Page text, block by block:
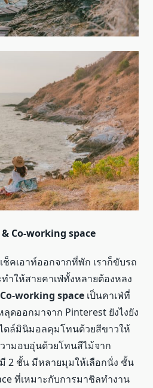
Co-working space
คเอาท์ออกจากที่พัก เราก็ขับรถ
ำให้สายคาเฟ่ทั้งหลายต้องหลง
working space เป็นคาเฟ่ที่
ดออกมาจาก Pinterest ยังไงยัง
ตล์มินิมอลคุมโทนด้วยสีขาวให้
ามอบอุ่นด้วยโทนสีไม้จาก
2 ชั้น มีหลายมุมให้เลือกนั่ง ชั้น
ที่เหมาะกับการมาชิลทำงาน